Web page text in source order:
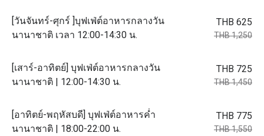
[วันจันทร์-ศุกร์ ]บุฟเฟ่ต์อาหารกลางวัน
นานาชาติ เวลา 12:00-14:30 น.
THB 625
THB 1,250
[เสาร์-อาทิตย์] บุฟเฟ่ต์อาหารกลางวัน
นานาชาติ | 12:00-14:30 น.
THB 725
THB 1,450
[อาทิตย์-พฤหัสบดี] บุฟเฟ่ต์อาหารค่ำ
นานาชาติ | 18:00-22:00 น.
THB 775
THB 1,550